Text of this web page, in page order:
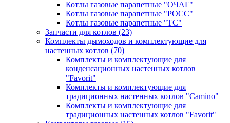
Котлы газовые парапетные "ОЧАГ"
Котлы газовые парапетные "РОСС"
Котлы газовые парапетные "ТС"
Запчасти для котлов (23)
Комплекты дымоходов и комплектующие для
настенных котлов (70)
Комплекты и комплектующие для
конденсационных настенных котлов
"Favorit"
Комплекты и комплектующие для
традиционных настенных котлов "Camino"
Комплекты и комплектующие для
традиционных настенных котлов "Favorit"